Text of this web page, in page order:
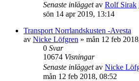
Senaste inläggetav Rolf Sirak
sön 14 apr 2019, 13:14
Transport Norrlandskusten -Avesta
av Nicke Löfgren » mån 12 feb
0 Svar
10674 Visningar
Senaste inläggetav Nicke
mån 12 feb 2018, 08:52